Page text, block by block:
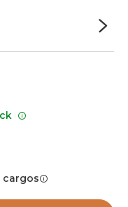
cargos